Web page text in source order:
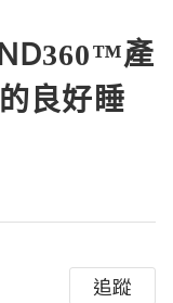
產
良好睡
追蹤